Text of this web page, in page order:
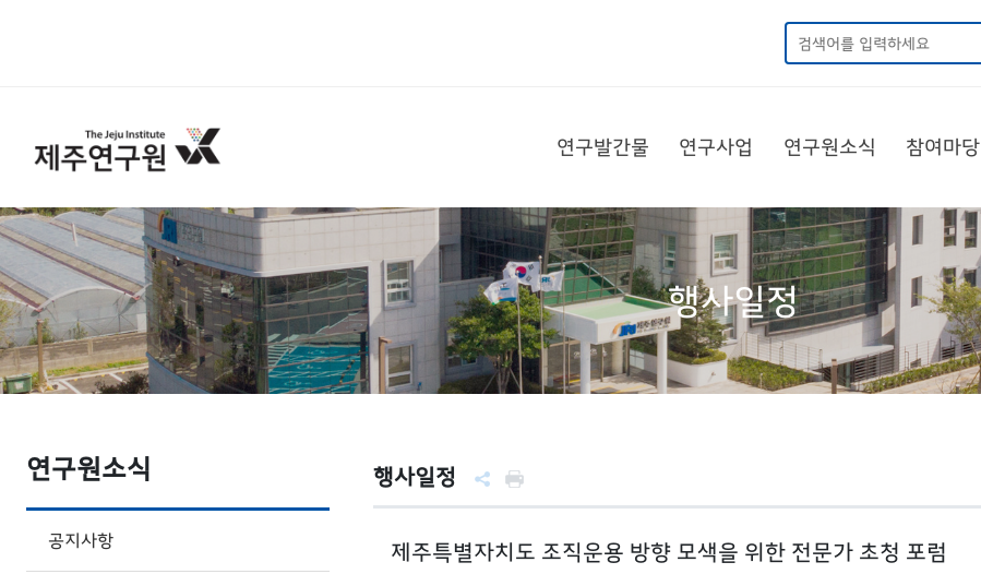
연구발간물 연구사업 연구원소식 참여마당
행사일정
연구원소식
공지사항
행사일정
제주특별자치도 조직운용 방향 모색을 위한 전문가 초청 포럼